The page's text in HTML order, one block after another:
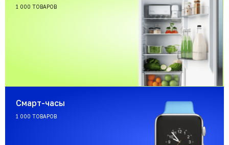
1 000 ТОВАРОВ
Смарт-часы
1 000 ТОВАРОВ